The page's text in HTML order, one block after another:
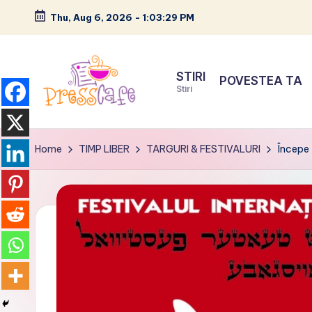
Skip
content
Thu, Aug 6, 2026 - 1:03:30 PM
P
r
s
experientelor
urbane
STIRI
Stiri
POVESTEA TA
Home TIMP LIBER TARGURI & FESTIVALURI Începe